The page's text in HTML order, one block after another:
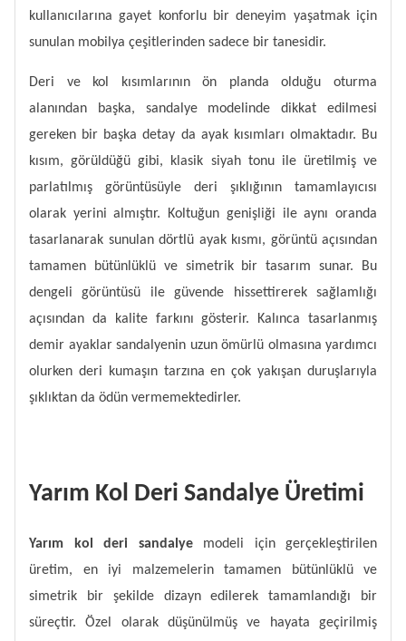
kullanıcılarına gayet konforlu bir deneyim yaşatmak için
sunulan mobilya çeşitlerinden sadece bir tanesidir.
Deri ve kol kısımlarının ön planda olduğu oturma
alanından başka, sandalye modelinde dikkat edilmesi
gereken bir başka detay da ayak kısımları olmaktadır. Bu
kısım, görüldüğü gibi, klasik siyah tonu ile üretilmiş ve
parlatılmış görüntüsüyle deri şıklığının tamamlayıcısı
olarak yerini almıştır. Koltuğun genişliği ile aynı oranda
tasarlanarak sunulan dörtlü ayak kısmı, görüntü açısından
tamamen bütünlüklü ve simetrik bir tasarım sunar. Bu
dengeli görüntüsü ile güvende hissettirerek sağlamlığı
açısından da kalite farkını gösterir. Kalınca tasarlanmış
demir ayaklar sandalyenin uzun ömürlü olmasına yardımcı
olurken deri kumaşın tarzına en çok yakışan duruşlarıyla
şıklıktan da ödün vermemektedirler.
Yarım Kol Deri Sandalye Üretimi
Yarım kol deri sandalye modeli için gerçekleştirilen
üretim, en iyi malzemelerin tamamen bütünlüklü ve
simetrik bir şekilde dizayn edilerek tamamlandığı bir
süreçtir. Özel olarak düşünülmüş ve hayata geçirilmiş